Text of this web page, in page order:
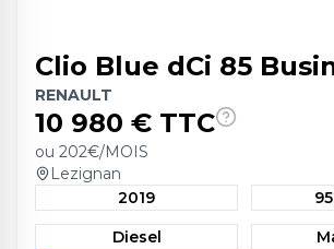
Clio Blue dCi 85
RENAULT
10 980 € TTC
ou 202€/MOIS
Lezignan
2019
Diesel